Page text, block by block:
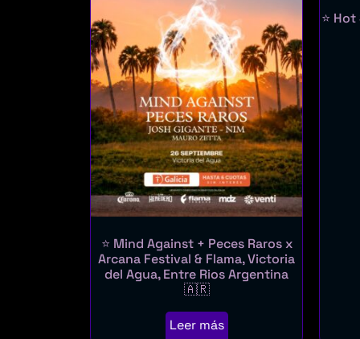
⭐ Mind Against + Peces Raros x
Arcana Festival & Flama, Victoria
del Agua, Entre Rios Argentina
🇦🇷
Leer más
⭐